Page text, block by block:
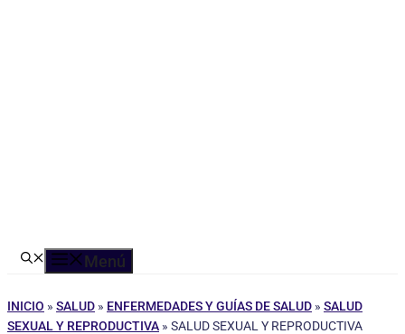
Menú
INICIO » SALUD » ENFERMEDADES Y GUÍAS DE SALUD » SALUD
SEXUAL Y REPRODUCTIVA » SALUD SEXUAL Y REPRODUCTIVA